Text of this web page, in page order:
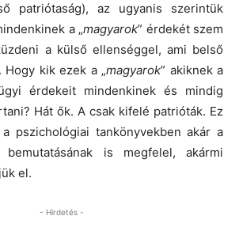
patriótaság), az ugyanis szerintük
a „magyarok” érdekét szem
a külső ellenséggel, ami belső
kik ezek a „magyarok” akiknek a
érdekeit mindenkinek és mindig
Hát ők. A csak kifelé patrióták. Ez
pszichológiai tankönyvekben akár a
is megfelel, akármi
el.
- Hirdetés -